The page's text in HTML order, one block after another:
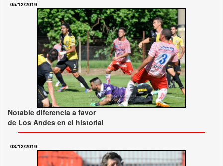
05/12/2019
Notable diferencia a favor
de Los Andes en el historial
03/12/2019